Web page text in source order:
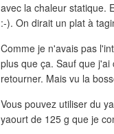
avec la chaleur statique.
:-). On dirait un plat à
Comme je n'avais pas
plus que ça. Sauf que
retourner. Mais vu la
Vous pouvez utiliser du
yaourt de 125 g que je